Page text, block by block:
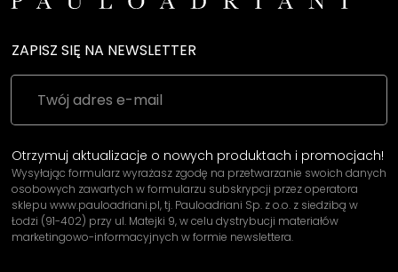
ZAPISZ SIĘ NA NEWSLETTER
Otrzymuj aktualizacje o nowych produktach i promocjach!
Wysyłając formularz wyrażasz zgodę na przetwarzanie swoich danych
osobowych zawartych w formularzu subskrypcji przez operatora
sklepu www.pauloadriani.pl, tj. Pauloadriani Sp. z o.o. z siedzibą w
Łodzi (91-402) przy ul. Matejki 9, w celu dystrybucji materiałów
marketingowo-informacyjnych w formie newslettera.